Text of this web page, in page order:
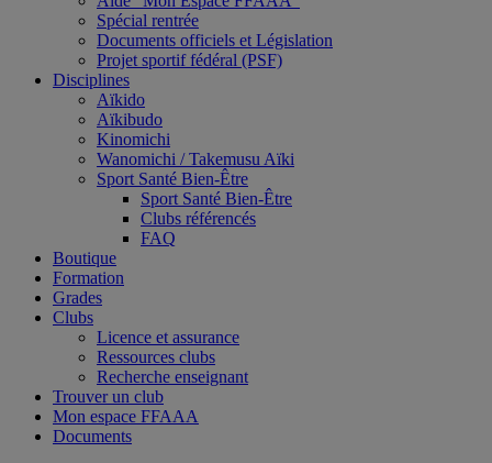
Spécial rentrée
Documents officiels et Législation
Projet sportif fédéral (PSF)
Disciplines
Aïkido
Aïkibudo
Kinomichi
Wanomichi / Takemusu Aïki
Sport Santé Bien-Être
Sport Santé Bien-Être
Clubs référencés
FAQ
Boutique
Formation
Grades
Clubs
Licence et assurance
Ressources clubs
Recherche enseignant
Trouver un club
Mon espace FFAAA
Documents